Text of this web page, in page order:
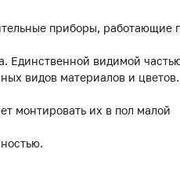
приборы, работающие
Единственной видимой
видов материалов и цветов.
монтировать их в пол малой